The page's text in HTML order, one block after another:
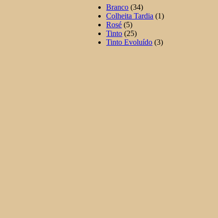
Branco (34)
Colheita Tardia (1)
Rosé (5)
Tinto (25)
Tinto Evoluído (3)